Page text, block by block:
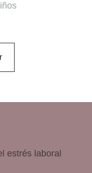
estrés laboral